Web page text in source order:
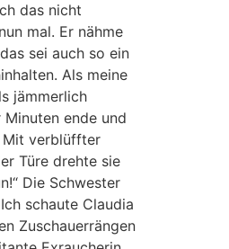
das nicht
mal. Er nähme
sei auch so ein
Als meine
jämmerlich
ende und
Mit verblüffter
Türe drehte sie
Die Schwester
schaute Claudia
Zuschauerrängen